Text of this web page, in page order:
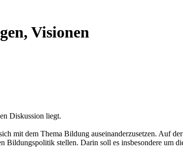
Visionen
Diskussion liegt.
mit dem Thema Bildung auseinanderzusetzen. Auf
stellen. Darin soll es insbesondere um